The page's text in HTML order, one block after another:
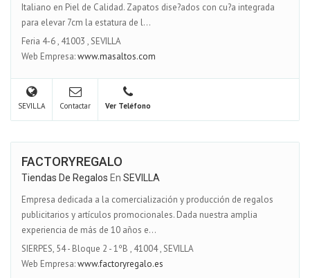
Italiano en Piel de Calidad. Zapatos dise?ados con cu?a integrada
para elevar 7cm la estatura de l...
Feria 4-6, 41003 ,SEVILLA
Web Empresa:www.masaltos.com
SEVILLA Contactar Ver Teléfono
FACTORYREGALO
Tiendas De Regalos En SEVILLA
Empresa dedicada a la comercialización y producción de regalos
publicitarios y artículos promocionales. Dada nuestra amplia
experiencia de más de 10 años e...
SIERPES, 54 - Bloque 2 - 1ºB , 41004,SEVILLA
Web Empresa:www.factoryregalo.es